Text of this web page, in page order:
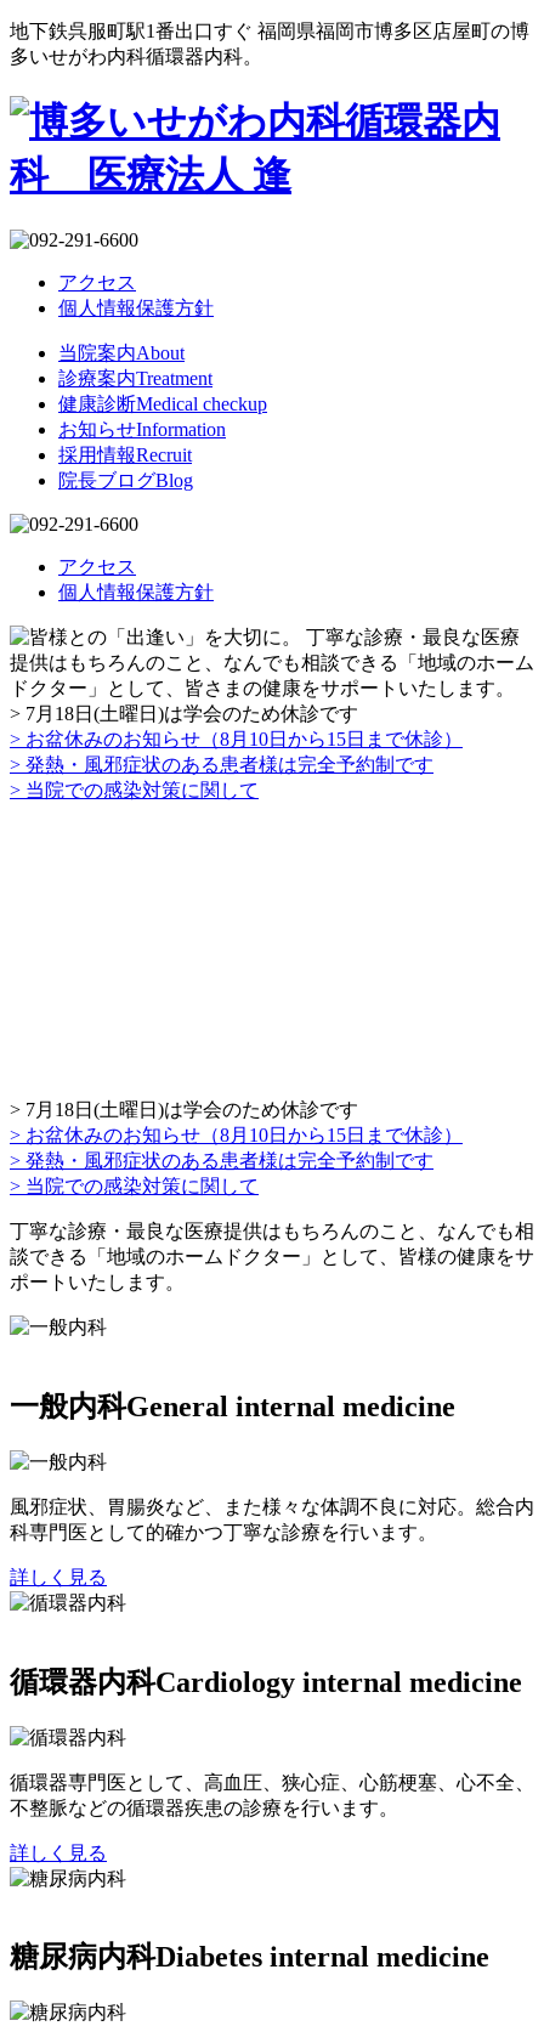
地下鉄呉服町駅1番出口すぐ 福岡県福岡市博多区店屋町の博
多いせがわ内科循環器内科。
アクセス
個人情報保護方針
当院案内About
診療案内Treatment
健康診断Medical checkup
お知らせInformation
採用情報Recruit
院長ブログBlog
アクセス
個人情報保護方針
> 7月18日(土曜日)は学会のため休診です
> お盆休みのお知らせ（8月10日から15日まで休診）
> 発熱・風邪症状のある患者様は完全予約制です
> 当院での感染対策に関して
> 7月18日(土曜日)は学会のため休診です
> お盆休みのお知らせ（8月10日から15日まで休診）
> 発熱・風邪症状のある患者様は完全予約制です
> 当院での感染対策に関して
丁寧な診療・最良な医療提供はもちろんのこと、なんでも相
談できる「地域のホームドクター」として、皆様の健康をサ
ポートいたします。
一般内科General internal medicine
風邪症状、胃腸炎など、また様々な体調不良に対応。総合内
科専門医として的確かつ丁寧な診療を行います。
詳しく見る
循環器内科Cardiology internal medicine
循環器専門医として、高血圧、狭心症、心筋梗塞、心不全、
不整脈などの循環器疾患の診療を行います。
詳しく見る
糖尿病内科Diabetes internal medicine